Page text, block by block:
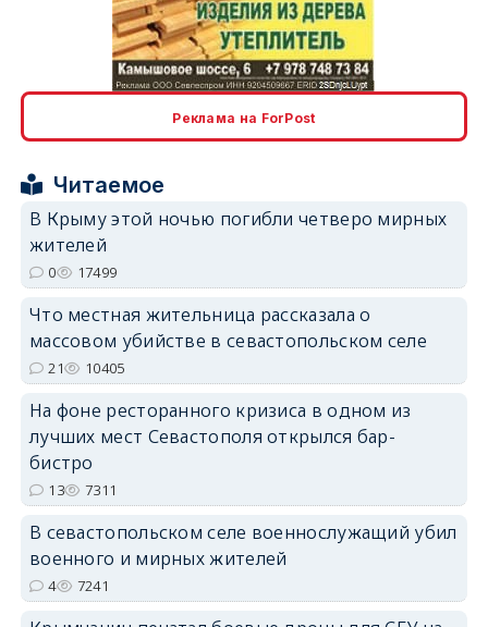
erid: 2SDnjcLUypt
Реклама на ForPost
Читаемое
В Крыму этой ночью погибли четверо мирных
жителей
0 17499
Что местная жительница рассказала о
массовом убийстве в севастопольском селе
21 10405
На фоне ресторанного кризиса в одном из
лучших мест Севастополя открылся бар-
бистро
13 7311
В севастопольском селе военнослужащий убил
военного и мирных жителей
4 7241